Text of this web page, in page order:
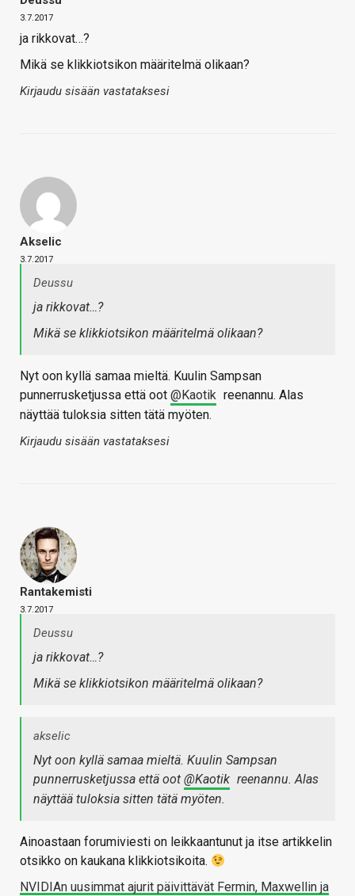
3.7.2017
ja rikkovat…?
Mikä se klikkiotsikon määritelmä olikaan?
Kirjaudu sisään vastataksesi
Akselic
3.7.2017
Deussu
ja rikkovat…?
Mikä se klikkiotsikon määritelmä olikaan?
Nyt oon kyllä samaa mieltä. Kuulin Sampsan
punnerrusketjussa että oot @Kaotik reenannu. Alas
näyttää tuloksia sitten tätä myöten.
Kirjaudu sisään vastataksesi
Rantakemisti
3.7.2017
Deussu
ja rikkovat…?
Mikä se klikkiotsikon määritelmä olikaan?
akselic
Nyt oon kyllä samaa mieltä. Kuulin Sampsan
punnerrusketjussa että oot @Kaotik reenannu. Alas
näyttää tuloksia sitten tätä myöten.
Ainoastaan forumiviesti on leikkaantunut ja itse artikkelin
otsikko on kaukana klikkiotsikoita.
NVIDIAn uusimmat ajurit päivittävät Fermin, Maxwellin ja